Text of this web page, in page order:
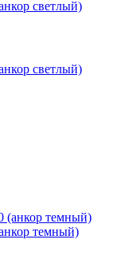
светлый)
светлый)
темный)